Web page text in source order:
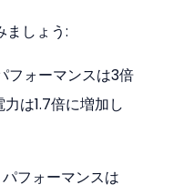
ましょう:
フォーマンスは3倍
は1.7倍に増加し
パフォーマンスは